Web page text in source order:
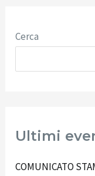
Cerca
Ultimi
COMUNICATO